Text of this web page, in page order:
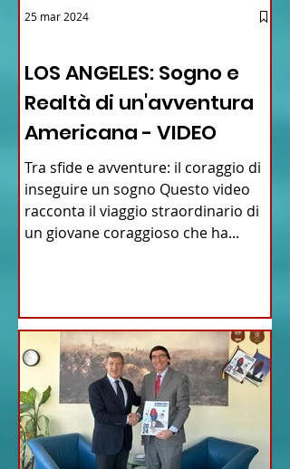
LOS ANGELES: Sogno e
Realtà di un'avventura
Americana - VIDEO
Tra sfide e avventure: il coraggio di
inseguire un sogno Questo video
racconta il viaggio straordinario di
un giovane coraggioso che ha...
25 mar 2024